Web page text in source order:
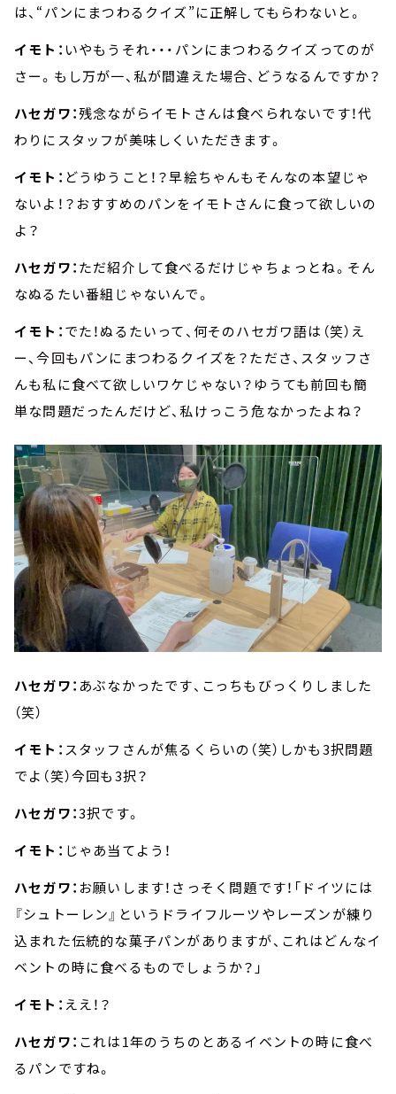
は、“パンにまつわるクイズ”に正解してもらわないと。
イモト： いやもうそれ・・・パンにまつわるクイズってのが
さー。もし万が一、私が間違えた場合、どうなるんですか？
ハセガワ：残念ながらイモトさんは食べられないです！代
わりにスタッフが美味しくいただきます。
イモト： どうゆうこと！？早絵ちゃんもそんなの本望じゃ
ないよ！？おすすめのパンをイモトさんに食って欲しいの
よ？
ハセガワ：ただ紹介して食べるだけじゃちょっとね。そん
なぬるたい番組じゃないんで。
イモト：でた！ぬるたいって、何そのハセガワ語は（笑）え
ー、今回もパンにまつわるクイズを？たださ、スタッフさ
んも私に食べて欲しいワケじゃない？ゆうても前回も簡
単な問題だったんだけど、私けっこう危なかったよね？
ハセガワ： あぶなかったです、こっちもびっくりしました
（笑）
イモト： スタッフさんが焦るくらいの（笑）しかも3択問題
でよ（笑）今回も3択？
ハセガワ：3択です。
イモト： じゃあ当てよう！
ハセガワ： お願いします！さっそく問題です！「ドイツには
『シュトーレン』というドライフルーツやレーズンが練り
込まれた伝統的な菓子パンがありますが、これはどんなイ
ベントの時に食べるものでしょうか？」
イモト： ええ！？
ハセガワ： これは1年のうちのとあるイベントの時に食べ
るパンですね。